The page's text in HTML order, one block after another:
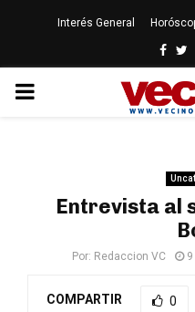
Interés General
PRIMARY
Entrevista al
Por: Redaccion VC
COMPARTIR 0